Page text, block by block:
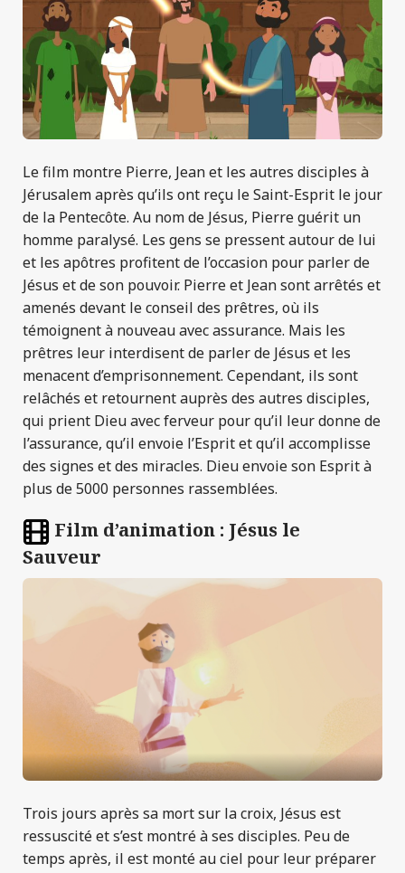
Le film montre Pierre, Jean et les autres disciples à
Jérusalem après qu’ils ont reçu le Saint-Esprit le jour
de la Pentecôte. Au nom de Jésus, Pierre guérit un
homme paralysé. Les gens se pressent autour de lui
et les apôtres profitent de l’occasion pour parler de
Jésus et de son pouvoir. Pierre et Jean sont arrêtés et
amenés devant le conseil des prêtres, où ils
témoignent à nouveau avec assurance. Mais les
prêtres leur interdisent de parler de Jésus et les
menacent d’emprisonnement. Cependant, ils sont
relâchés et retournent auprès des autres disciples,
qui prient Dieu avec ferveur pour qu’il leur donne de
l’assurance, qu’il envoie l’Esprit et qu’il accomplisse
des signes et des miracles. Dieu envoie son Esprit à
plus de 5000 personnes rassemblées.
Film d’animation : Jésus le
Sauveur
Trois jours après sa mort sur la croix, Jésus est
ressuscité et s’est montré à ses disciples. Peu de
temps après, il est monté au ciel pour leur préparer